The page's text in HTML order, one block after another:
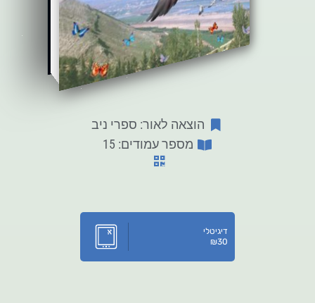
הוצאה לאור: ספרי ניב
מספר עמודים: 15
דיגיטלי
₪30